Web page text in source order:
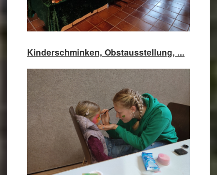
Kinderschminken, Obstausstellung, ...